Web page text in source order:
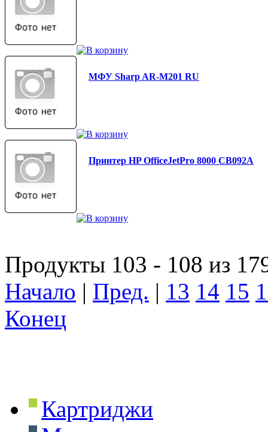
МФУ Sharp AR-M201 RU
Принтер HP OfficeJetPro 8000 CB092A
Продукты 103 - 108 из
Начало | Пред. | 13 14 15
Конец
Картриджи